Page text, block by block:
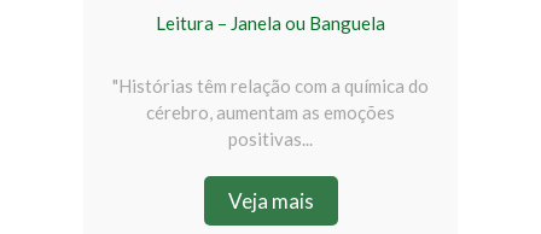
Leitura – Janela ou Banguela
"Histórias têm relação com a química do
cérebro, aumentam as emoções
positivas...
Veja mais